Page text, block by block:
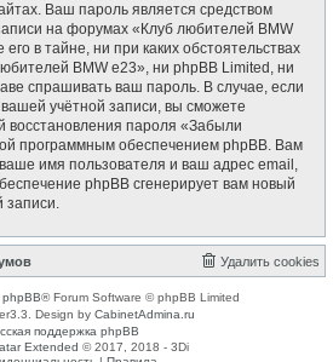
Ваш пароль является средством
на форумах «Клуб любителей BMW
в тайне, ни при каких обстоятельствах
BMW e23», ни phpBB Limited, ни
спрашивать ваш пароль. В случае, если
учётной записи, вы сможете
восстановления пароля «Забыли
программным обеспечением phpBB. Вам
имя пользователя и ваш адрес email,
phpBB сгенерирует вам новый
записи.
Удалить cookies
phpBB® Forum Software © phpBB Limited
Design by CabinetAdmina.ru
поддержка phpBB
Extended © 2017, 2018 - 3Di